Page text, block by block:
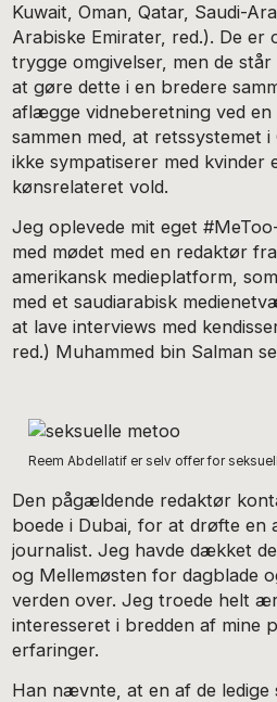
Kuwait, Oman, Qatar, Saudi-
Arabiske Emirater, red.). De
trygge omgivelser, men de
at gøre dette i en bredere
aflægge vidneberetning ved
sammen med, at retssystemet
ikke sympatiserer med kvinder
kønsrelateret vold.
Jeg oplevede mit eget
med mødet med en redaktør
amerikansk medieplatform,
med et saudiarabisk
at lave interviews med
red.) Muhammed bin Salman
Reem Abdellatif er selv offer for
Den pågældende redaktør
boede i Dubai, for at drøfte en
journalist. Jeg havde dækket
og Mellemøsten for dagblade
verden over. Jeg troede helt
interesseret i bredden af mine
erfaringer.
Han nævnte, at en af de ledige